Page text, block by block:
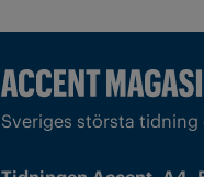
Sveriges största